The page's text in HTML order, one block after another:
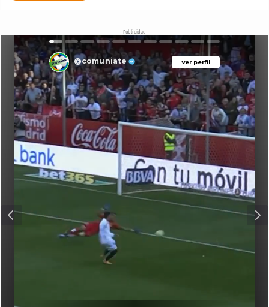
Publicidad
Ver perfil
@comuniate Ver perfil